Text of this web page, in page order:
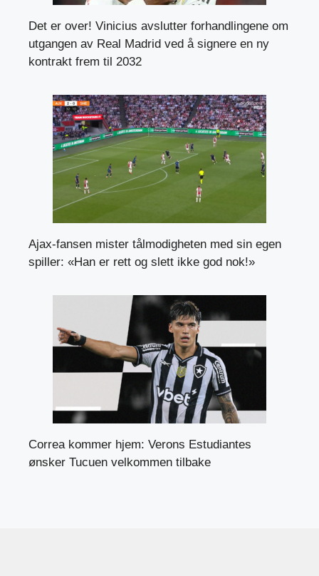
Det er over! Vinicius avslutter forhandlingene om
utgangen av Real Madrid ved å signere en ny
kontrakt frem til 2032
Ajax-fansen mister tålmodigheten med sin egen
spiller: «Han er rett og slett ikke god nok!»
Correa kommer hjem: Verons Estudiantes
ønsker Tucuen velkommen tilbake